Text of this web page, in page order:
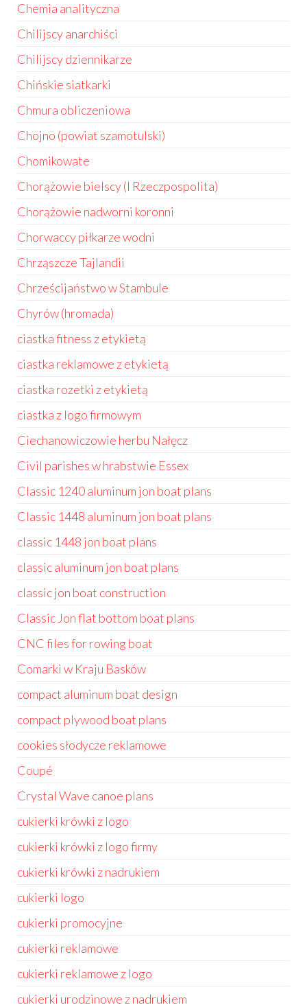
Chemia analityczna
Chilijscy anarchiści
Chilijscy dziennikarze
Chińskie siatkarki
Chmura obliczeniowa
Chojno (powiat szamotulski)
Chomikowate
Chorążowie bielscy (I Rzeczpospolita)
Chorążowie nadworni koronni
Chorwaccy piłkarze wodni
Chrząszcze Tajlandii
Chrześcijaństwo w Stambule
Chyrów (hromada)
ciastka fitness z etykietą
ciastka reklamowe z etykietą
ciastka rozetki z etykietą
ciastka z logo firmowym
Ciechanowiczowie herbu Nałęcz
Civil parishes w hrabstwie Essex
Classic 1240 aluminum jon boat plans
Classic 1448 aluminum jon boat plans
classic 1448 jon boat plans
classic aluminum jon boat plans
classic jon boat construction
Classic Jon flat bottom boat plans
CNC files for rowing boat
Comarki w Kraju Basków
compact aluminum boat design
compact plywood boat plans
cookies słodycze reklamowe
Coupé
Crystal Wave canoe plans
cukierki krówki z logo
cukierki krówki z logo firmy
cukierki krówki z nadrukiem
cukierki logo
cukierki promocyjne
cukierki reklamowe
cukierki reklamowe z logo
cukierki urodzinowe z nadrukiem